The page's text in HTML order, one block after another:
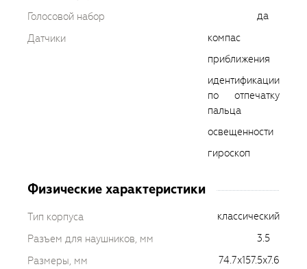
Голосовой набор
да
Датчики
компас
приближения
идентификации
по отпечатку
пальца
освещенности
гироскоп
Физические характеристики
Тип корпуса
классический
Разъем для наушников, мм
3.5
Размеры, мм
74.7x157.5x7.6